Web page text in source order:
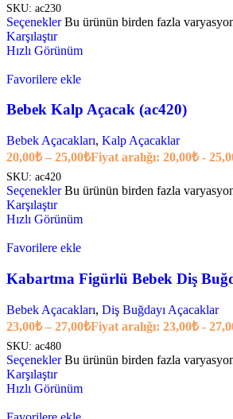
SKU: ac230
Seçenekler Bu ürünün birden fazla
Karşılaştır
Hızlı Görünüm
Favorilere ekle
Bebek Kalp Açacak (ac420)
Bebek Açacakları, Kalp Açacaklar
20,00₺ – 25,00₺Fiyat aralığı: 20,00₺ -
SKU: ac420
Seçenekler Bu ürünün birden fazla
Karşılaştır
Hızlı Görünüm
Favorilere ekle
Kabartma Figürlü Bebek Diş
Bebek Açacakları, Diş Buğdayı Açacaklar
23,00₺ – 27,00₺Fiyat aralığı: 23,00₺ -
SKU: ac480
Seçenekler Bu ürünün birden fazla
Karşılaştır
Hızlı Görünüm